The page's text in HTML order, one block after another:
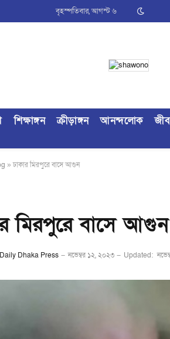
বৃহস্পতিবার, আগস্ট ৬
শিক্ষাঙ্গন ক্রীড়াঙ্গন আনন্দলোক
»ঢাকার মিরপুরে বাসে আগুন
মিরপুরে বাসে আগুন
Daily Dhaka Press নভেম্বর ১২, ২০২৩ Updated: